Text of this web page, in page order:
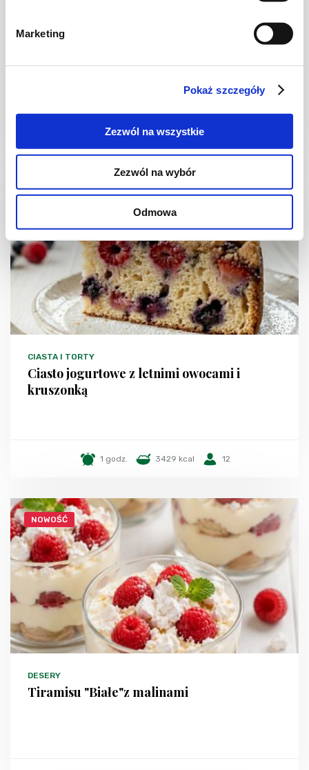
Marketing
Pokaż szczegóły
Zezwól na wszystkie
Zezwól na wybór
Odmowa
CIASTA I TORTY
frużeliną
4954 kcal
CIASTA I TORTY
Ciasto jogurtowe z letnimi owocami i
kruszonką
1 godz. 3429 kcal 12
NOWOŚĆ
DESERY
Tiramisu "Białe"z malinami